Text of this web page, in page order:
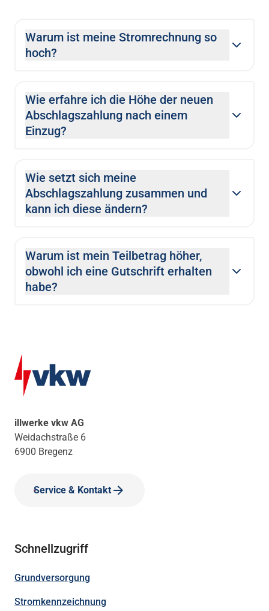
Warum ist meine Stromrechnung so
hoch?
Wie erfahre ich die Höhe der neuen
Abschlagszahlung nach einem
Einzug?
Wie setzt sich meine
Abschlagszahlung zusammen und
kann ich diese ändern?
Warum ist mein Teilbetrag höher,
obwohl ich eine Gutschrift erhalten
habe?
illwerke vkw AG
Weidachstraße 6
6900 Bregenz
Service & Kontakt
Schnellzugriff
Grundversorgung
Stromkennzeichnung